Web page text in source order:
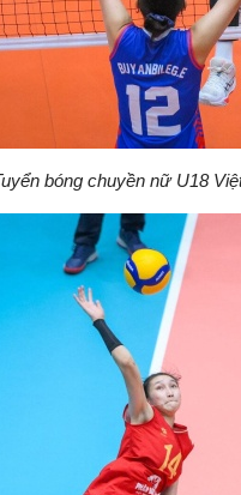
bóng chuyền nữ U18